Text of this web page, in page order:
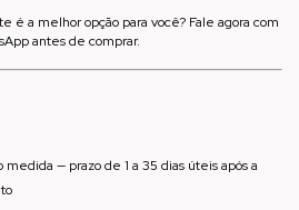
é a melhor opção para você? Fale agora com
antes de comprar.
medida — prazo de 1 a 35 dias úteis após a